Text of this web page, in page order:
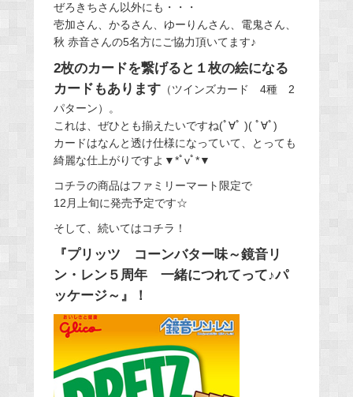
ぜろきちさん以外にも・・・
壱加さん、かるさん、ゆーりんさん、電鬼さん、
秋 赤音さんの5名方にご協力頂いてます♪
2枚のカードを繋げると１枚の絵になる
カードもあります（ツインズカード 4種 2
パターン）。
これは、ぜひとも揃えたいですね(ﾟ∀ﾟ )( ﾟ∀ﾟ)
カードはなんと透け仕様になっていて、とっても
綺麗な仕上がりですよ▼*ﾟvﾟ*▼
コチラの商品はファミリーマート限定で
12月上旬に発売予定です☆
そして、続いてはコチラ！
『プリッツ コーンバター味～鏡音リ
ン・レン５周年 一緒につれてって♪パ
ッケージ～』！